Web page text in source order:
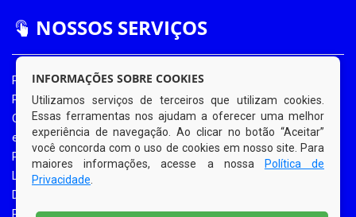
NOSSOS SERVIÇOS
Portal da Transparência
Portal da Transparência COVID-19
Ouvidoria Eletrônica
e-SIC
Processos de Licitação
Licitações em Andamento
Diário Oficial
Portal do Contribuinte
INFORMAÇÕES SOBRE COOKIES
Utilizamos serviços de terceiros que utilizam cookies.
Essas ferramentas nos ajudam a oferecer uma melhor
experiência de navegação. Ao clicar no botão “Aceitar”
você concorda com o uso de cookies em nosso site. Para
maiores informações, acesse a nossa
Política de
Privacidade